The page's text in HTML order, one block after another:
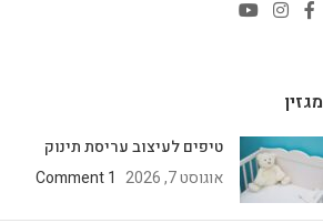
מגזין
טיפים לעיצוב עריסת תינוק
אוגוסט 7, 2026
1 Comment